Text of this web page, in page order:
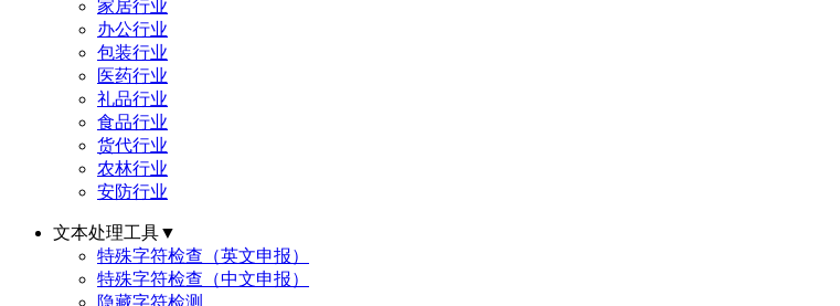
家居行业
办公行业
包装行业
医药行业
礼品行业
食品行业
货代行业
农林行业
安防行业
文本处理工具▼
特殊字符检查（英文申报）
特殊字符检查（中文申报）
隐藏字符检测